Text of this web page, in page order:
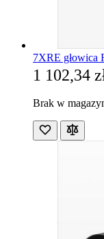
7XRE głowica
1 102,34
Brak w